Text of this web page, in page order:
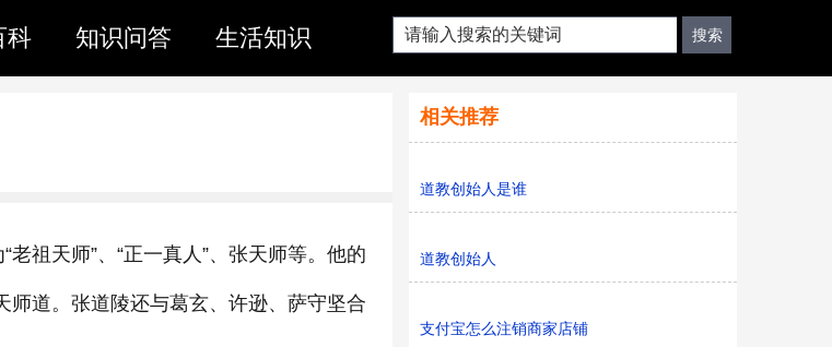
科 知识问答 生活知识
祖天师”、“正一真人”、张天师等。他的
道。张道陵还与葛玄、许逊、萨守坚合
相关推荐
道教创始人是谁
道教创始人
支付宝怎么注销商家店铺